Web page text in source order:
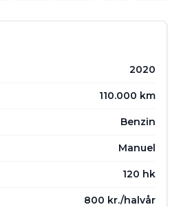
2020
110.000 km
Benzin
Manuel
120 hk
800 kr./halvår